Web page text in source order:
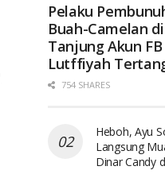
Pelaku
Buah-Camelan
Tanjung Akun
Lutffiyah
754 SHARES
Heboh, Ayu
Langsung
Dinar Candy